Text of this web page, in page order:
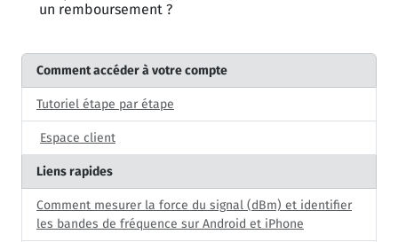
un remboursement ?
Comment accéder à votre compte
Tutoriel étape par étape
Espace client
Liens rapides
Comment mesurer la force du signal (dBm) et identifier
les bandes de fréquence sur Android et iPhone